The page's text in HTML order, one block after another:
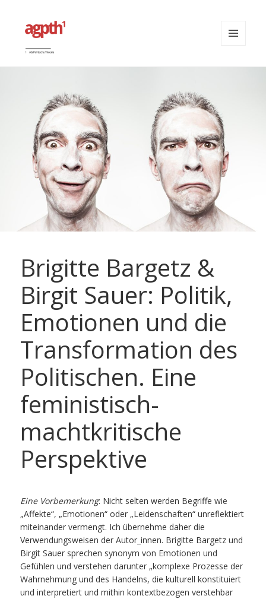
UND
Brigitte Bargetz &
Birgit Sauer: Politik,
Emotionen und die
Transformation des
Politischen. Eine
feministisch-
machtkritische
Perspektive
Eine Vorbemerkung: Nicht selten werden Begriffe wie
„Affekte“, „Emotionen“ oder „Leidenschaften“ unreflektiert
miteinander vermengt. Ich übernehme daher die
Verwendungsweisen der Autor_innen. Brigitte Bargetz und
Birgit Sauer sprechen synonym von Emotionen und
Gefühlen und verstehen darunter „komplexe Prozesse der
Wahrnehmung und des Handelns, die kulturell konstituiert
und interpretiert und mithin kontextbezogen verstehbar